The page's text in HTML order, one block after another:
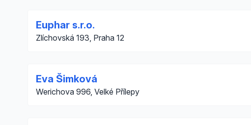
Euphar s.r.o.
Zlíchovská 193, Praha 12
Eva Šimková
Werichova 996, Velké Přílepy